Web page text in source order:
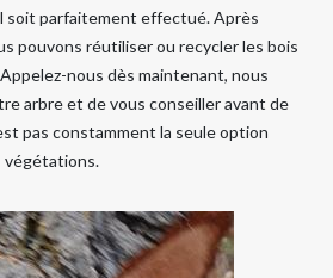
soit parfaitement effectué. Après
pouvons réutiliser ou recycler les bois
nous dès maintenant, nous
arbre et de vous conseiller avant de
pas constamment la seule option
végétations.